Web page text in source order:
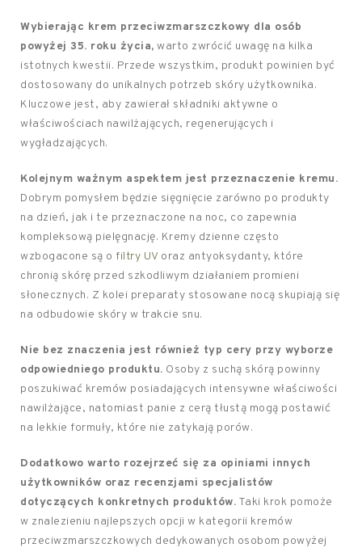
Wybierając krem przeciwzmarszczkowy dla osób
powyżej 35. roku życia, warto zwrócić uwagę na kilka
istotnych kwestii. Przede wszystkim, produkt powinien być
dostosowany do unikalnych potrzeb skóry użytkownika.
Kluczowe jest, aby zawierał składniki aktywne o
właściwościach nawilżających, regenerujących i
wygładzających.
Kolejnym ważnym aspektem jest przeznaczenie kremu.
Dobrym pomysłem będzie sięgnięcie zarówno po produkty
na dzień, jak i te przeznaczone na noc, co zapewnia
kompleksową pielęgnację. Kremy dzienne często
wzbogacone są o filtry UV oraz antyoksydanty, które
chronią skórę przed szkodliwym działaniem promieni
słonecznych. Z kolei preparaty stosowane nocą skupiają się
na odbudowie skóry w trakcie snu.
Nie bez znaczenia jest również typ cery przy wyborze
odpowiedniego produktu. Osoby z suchą skórą powinny
poszukiwać kremów posiadających intensywne właściwości
nawilżające, natomiast panie z cerą tłustą mogą postawić
na lekkie formuły, które nie zatykają porów.
Dodatkowo warto rozejrzeć się za opiniami innych
użytkowników oraz recenzjami specjalistów
dotyczących konkretnych produktów. Taki krok pomoże
w znalezieniu najlepszych opcji w kategorii kremów
przeciwzmarszczkowych dedykowanych osobom powyżej